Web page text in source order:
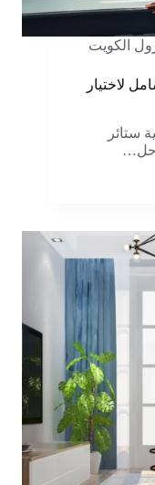
الكويت
لاختيار
ستائر
حل…